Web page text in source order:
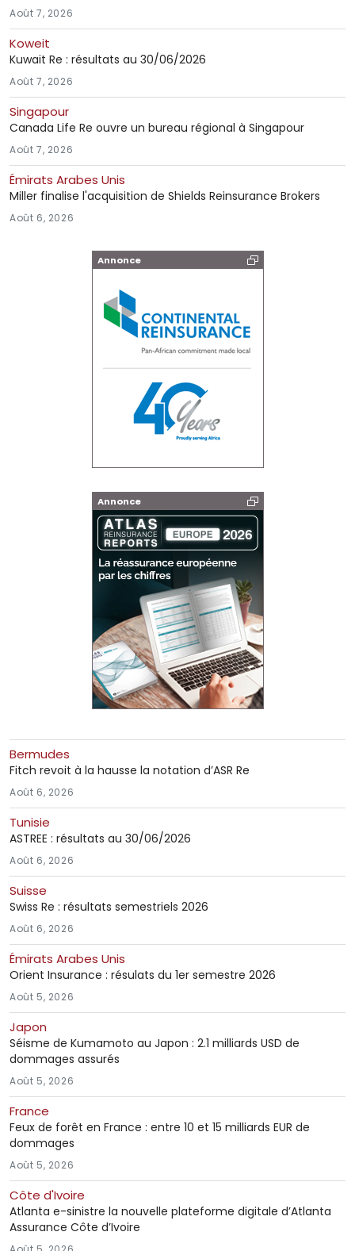
Août 7, 2026
Koweit
Kuwait Re : résultats au 30/06/2026
Août 7, 2026
Singapour
Canada Life Re ouvre un bureau régional à Singapour
Août 7, 2026
Émirats Arabes Unis
Miller finalise l'acquisition de Shields Reinsurance Brokers
Août 6, 2026
Annonce
Annonce
Bermudes
Fitch revoit à la hausse la notation d’ASR Re
Août 6, 2026
Tunisie
ASTREE : résultats au 30/06/2026
Août 6, 2026
Suisse
Swiss Re : résultats semestriels 2026
Août 6, 2026
Émirats Arabes Unis
Orient Insurance : résulats du 1er semestre 2026
Août 5, 2026
Japon
Séisme de Kumamoto au Japon : 2.1 milliards USD de
dommages assurés
Août 5, 2026
France
Feux de forêt en France : entre 10 et 15 milliards EUR de
dommages
Août 5, 2026
Côte d'Ivoire
Atlanta e-sinistre la nouvelle plateforme digitale d’Atlanta
Assurance Côte d’Ivoire